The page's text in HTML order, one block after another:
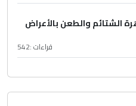
الشتائم والطعن بالأعراض
قراءات :542